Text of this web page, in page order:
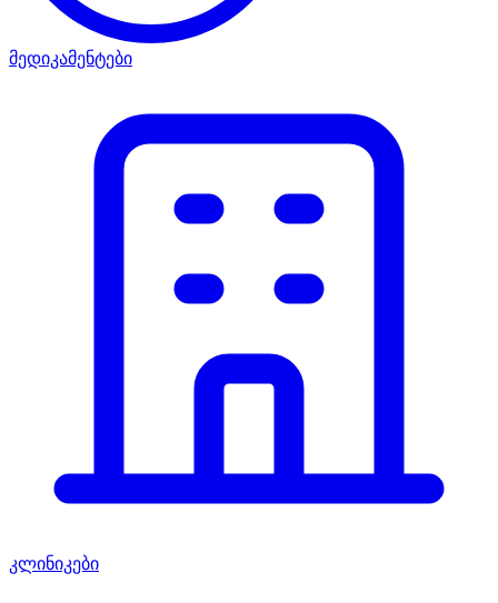
მედიკამენტები
კლინიკები